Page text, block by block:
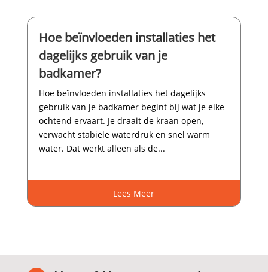
Hoe beïnvloeden installaties het
dagelijks gebruik van je
badkamer?
Hoe beïnvloeden installaties het dagelijks
gebruik van je badkamer begint bij wat je elke
ochtend ervaart.​ Je draait de kraan open,
verwacht stabiele waterdruk en snel warm
water.​ Dat werkt alleen als de...
Lees Meer